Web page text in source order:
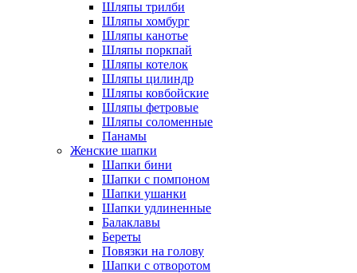
Шляпы трилби
Шляпы хомбург
Шляпы канотье
Шляпы поркпай
Шляпы котелок
Шляпы цилиндр
Шляпы ковбойские
Шляпы фетровые
Шляпы соломенные
Панамы
Женские шапки
Шапки бини
Шапки с помпоном
Шапки ушанки
Шапки удлиненные
Балаклавы
Береты
Повязки на голову
Шапки с отворотом